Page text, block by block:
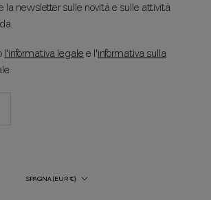
la newsletter sulle novità e sulle attività
l'informativa legalee l'informativa sulla
Paese/regione
SPAGNA (EUR €)